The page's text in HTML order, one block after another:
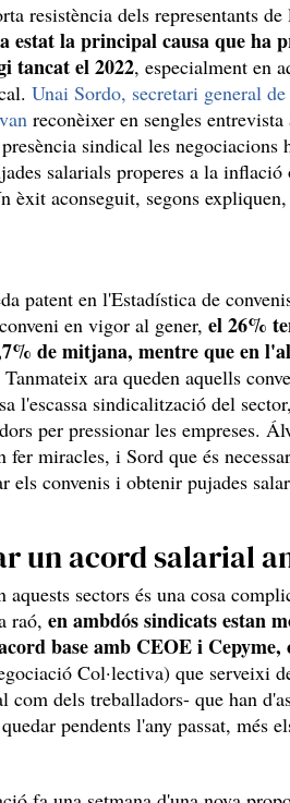
resistència dels representants
estat la principal causa que ha
tancat el 2022, especialment en
Unai Sordo, secretari general
reconèixer en sengles
sindical les
salarials properes a la inflació
èxit aconseguit, segons
patent en l'Estadística de
en vigor al gener, el 26%
de mitjana, mentre que en
Tanmateix ara queden aquells
l'escassa sindicalització del
per pressionar les empreses.
fer miracles, i Sord que és
els convenis i obtenir pujades
un acord salarial
aquests sectors és una cosa
raó, en ambdós sindicats estan
base amb CEOE i
Col·lectiva) que serveixi
com dels treballadors- que han
pendents l'any passat, més